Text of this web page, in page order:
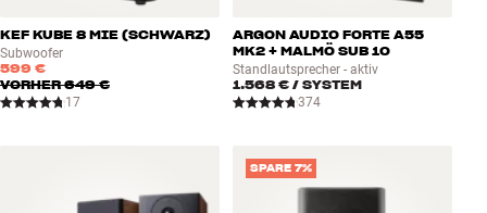
KEF KUBE 8 MIE (SCHWARZ)
Subwoofer
599 €
VORHER649 €
17
ARGON AUDIO FORTE A55
MK2 + MALMÖ SUB 10
Standlautsprecher - aktiv
1.568 € / SYSTEM
374
SPARE 7%